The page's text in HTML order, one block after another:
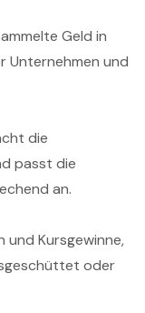
Geld in
Unternehmen und
die
passt die
an.
und Kursgewinne,
oder